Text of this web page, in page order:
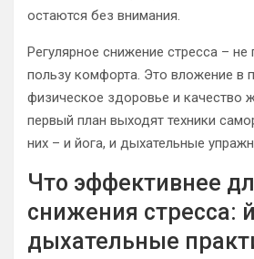
остаются без внимания.
Регулярное снижение стресса –
пользу комфорта. Это вложение в
физическое здоровье и качество
первый план выходят техники
них – и йога, и дыхательные
Что эффективнее
снижения стресса:
дыхательные